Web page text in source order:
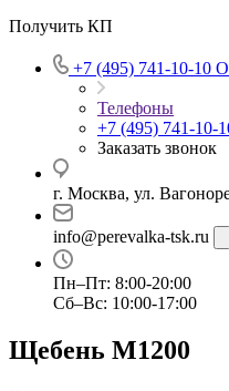
Получить КП
+7 (495) 741-10-10
Телефоны
+7 (495) 741-10-
Заказать звонок
г. Москва, ул.
info@perevalka-tsk.ru
Пн–Пт: 8:00-20:00
Сб–Вс: 10:00-17:00
Щебень М1200